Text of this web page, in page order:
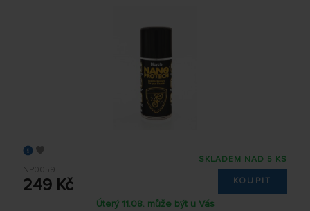
NP0059
249 Kč
SKLADEM NAD 5 KS
KOUPIT
Úterý 11.08. může být u Vás